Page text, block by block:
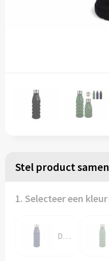
Stel product samen
1. Selecteer een kleur
Donkerblauw